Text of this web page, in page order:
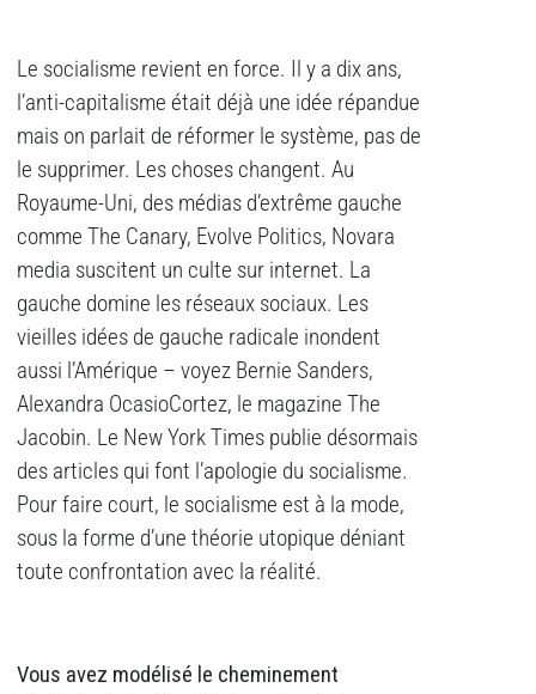
Le socialisme revient en force. Il y a dix ans,
l’anti-capitalisme était déjà une idée répandue
mais on parlait de réformer le système, pas de
le supprimer. Les choses changent. Au
Royaume-Uni, des médias d’extrême gauche
comme The Canary, Evolve Politics, Novara
media suscitent un culte sur internet. La
gauche domine les réseaux sociaux. Les
vieilles idées de gauche radicale inondent
aussi l’Amérique – voyez Bernie Sanders,
Alexandra OcasioCortez, le magazine The
Jacobin. Le New York Times publie désormais
des articles qui font l’apologie du socialisme.
Pour faire court, le socialisme est à la mode,
sous la forme d’une théorie utopique déniant
toute confrontation avec la réalité.
Vous avez modélisé le cheminement